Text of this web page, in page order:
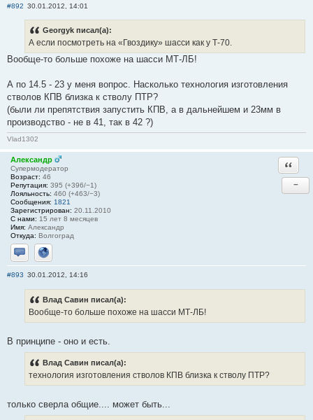
#892 30.01.2012, 14:01
Georgyk писал(а):
А если посмотреть на «Гвоздику» шасси как у Т-70.
Вообще-то больше похоже на шасси МТ-ЛБ!
А по 14.5 - 23 у меня вопрос. Насколько технология изготовления
стволов КПВ близка к стволу ПТР?
(были ли препятствия запустить КПВ, а в дальнейшем и 23мм в
производство - не в 41, так в 42 ?)
Vlad1302
Александр
Супермодератор
Возраст: 46
Репутация: 395 (+396/−1)
Лояльность: 460 (+463/−3)
Сообщения: 1821
Зарегистрирован: 20.11.2010
С нами: 15 лет 8 месяцев
Имя: Александр
Откуда: Волгоград
Отправить личное сообщение
Сайт
−
#893 30.01.2012, 14:16
Влад Савин писал(а):
Вообще-то больше похоже на шасси МТ-ЛБ!
В принципе - оно и есть.
Влад Савин писал(а):
технология изготовления стволов КПВ близка к стволу ПТР?
только сверла общие.... может быть...